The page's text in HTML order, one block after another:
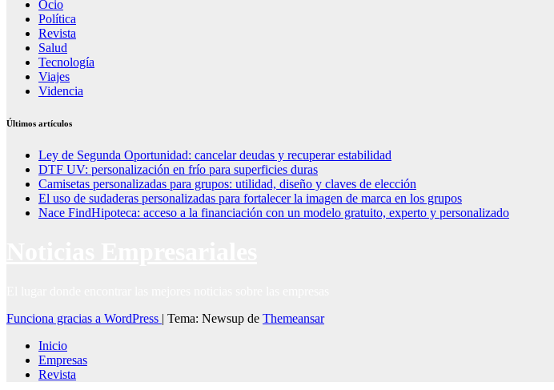
Ocio
Política
Revista
Salud
Tecnología
Viajes
Videncia
Últimos artículos
Ley de Segunda Oportunidad: cancelar deudas y recuperar estabilidad
DTF UV: personalización en frío para superficies duras
Camisetas personalizadas para grupos: utilidad, diseño y claves de elección
El uso de sudaderas personalizadas para fortalecer la imagen de marca en los grupos
Nace FindHipoteca: acceso a la financiación con un modelo gratuito, experto y personalizado
Funciona gracias a WordPress | Tema: Newsup de Themeansar
Inicio
Empresas
Revista